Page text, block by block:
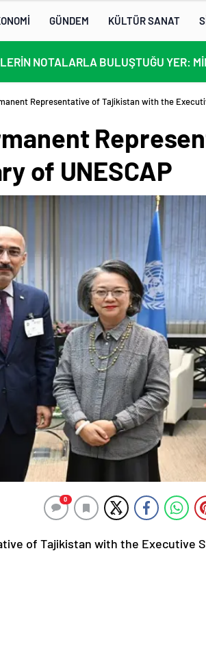
GÜNDEM KÜLTÜR SANAT
Representative of Tajikistan with the
of UNESCAP
0
of Tajikistan with the Executive